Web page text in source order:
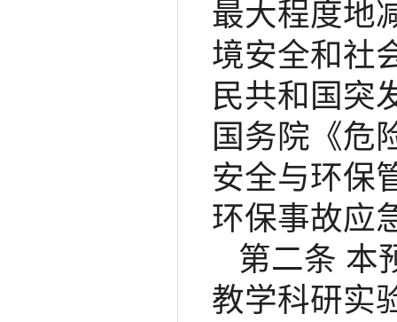
最大程度地
境安全和社
民共和国突
国务院《危
安全与环保
环保事故应
第二条 本
教学科研实